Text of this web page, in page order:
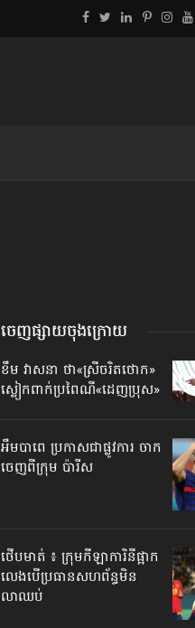
ចេញផ្សាយចុងក្រោយ
ខឹម វាសនា ថា«ស្រីចរិតថោក»​
ស្លៀកពាក់ប្រពៃណី​«ដេញប្រុស»
អឹមបាពេ ប្រកាសជាផ្លូវការ ចាក
ចេញពីក្រុម ប៉ារីស
ថើបមាត់ ៖ ក្រុមកីឡាការិនី​ផ្អាក
លេង​​បើប្រធានសហព័ន្ធ​មិន
លាឈប់